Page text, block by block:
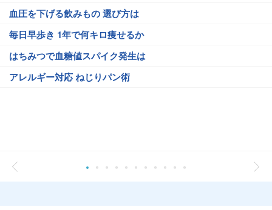
血圧を下げる飲みもの 選び方は
毎日早歩き 1年で何キロ痩せるか
はちみつで血糖値スパイク発生は
アレルギー対応 ねじりパン術